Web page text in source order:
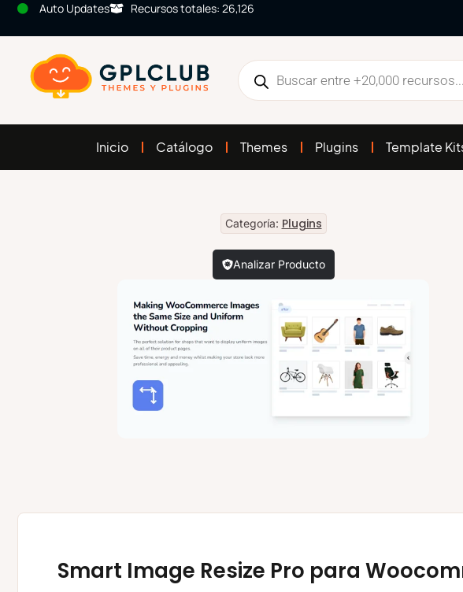
Auto Updates Recursos totales: 26,126
Inicio Catálogo Themes Plugins Template
Categoría: Plugins
Analizar Producto
Smart Image Resize Pro para